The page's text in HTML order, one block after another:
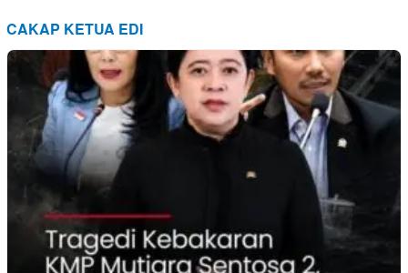
CAKAP KETUA EDI